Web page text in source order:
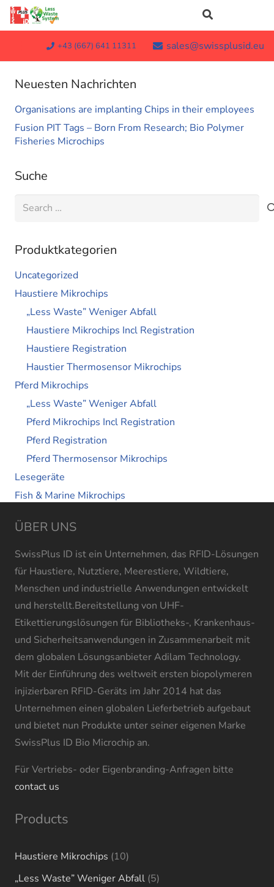
+43 (667) 641 11311 sales@swissplusid.eu
Neuesten Nachrichten
Organisations are implanting Chips in their employees
Fusion PIT Tags – Born From Research; Bio Polymer
Fisheries Microchips
Suche
Search
Produktkategorien
Uncategorized
Haustiere Mikrochips
„Less Waste” Weniger Abfall
Haustiere Mikrochips Incl Registration
Haustiere Registration
Haustier Thermosensor Mikrochips
Pferd Mikrochips
„Less Waste” Weniger Abfall
Pferd Mikrochips Incl Registration
Pferd Registration
Pferd Thermosensor Mikrochips
Lesegeräte
Fish & Marine Mikrochips
ÜBER UNS
SwissPlus ID ist ein Unternehmen, das RFID-Lösungen
für Haustiere, Nutztiere, Meerestiere, Wildtiere,
Menschen und industrielle Anwendungen entwickelt
und herstellt.Bereitstellung von UHF-
Etikettierungslösungen für Bibliotheks-, Krankenhaus-
und Sicherheitsanwendungen in Zusammenarbeit mit
dem globalen Lösungsanbieter Adilam Technology.
Mit der Einführung des weltweit ersten biopolymeren
injizierbaren RFID-Geräts im Jahr 2014 hat das
Unternehmen einen globalen Lieferbetrieb aufgebaut
und bietet nun Produkte unter seiner eigenen Marke
SwissPlus ID Bio Microchip an.
Für Vertriebs- oder Eigenbranding-Anfragen bitte
contact us
Products
Haustiere Mikrochips 1010
products
„Less Waste” Weniger Abfall 55